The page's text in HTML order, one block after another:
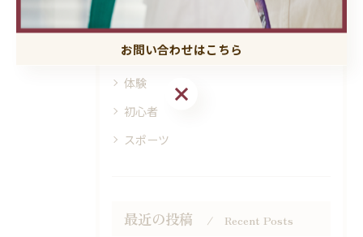
小学生向け
習い事
体験
初心者
スポーツ
最近の投稿 Recent Posts
お問い合わせはこちら
お問い合わせはこちら